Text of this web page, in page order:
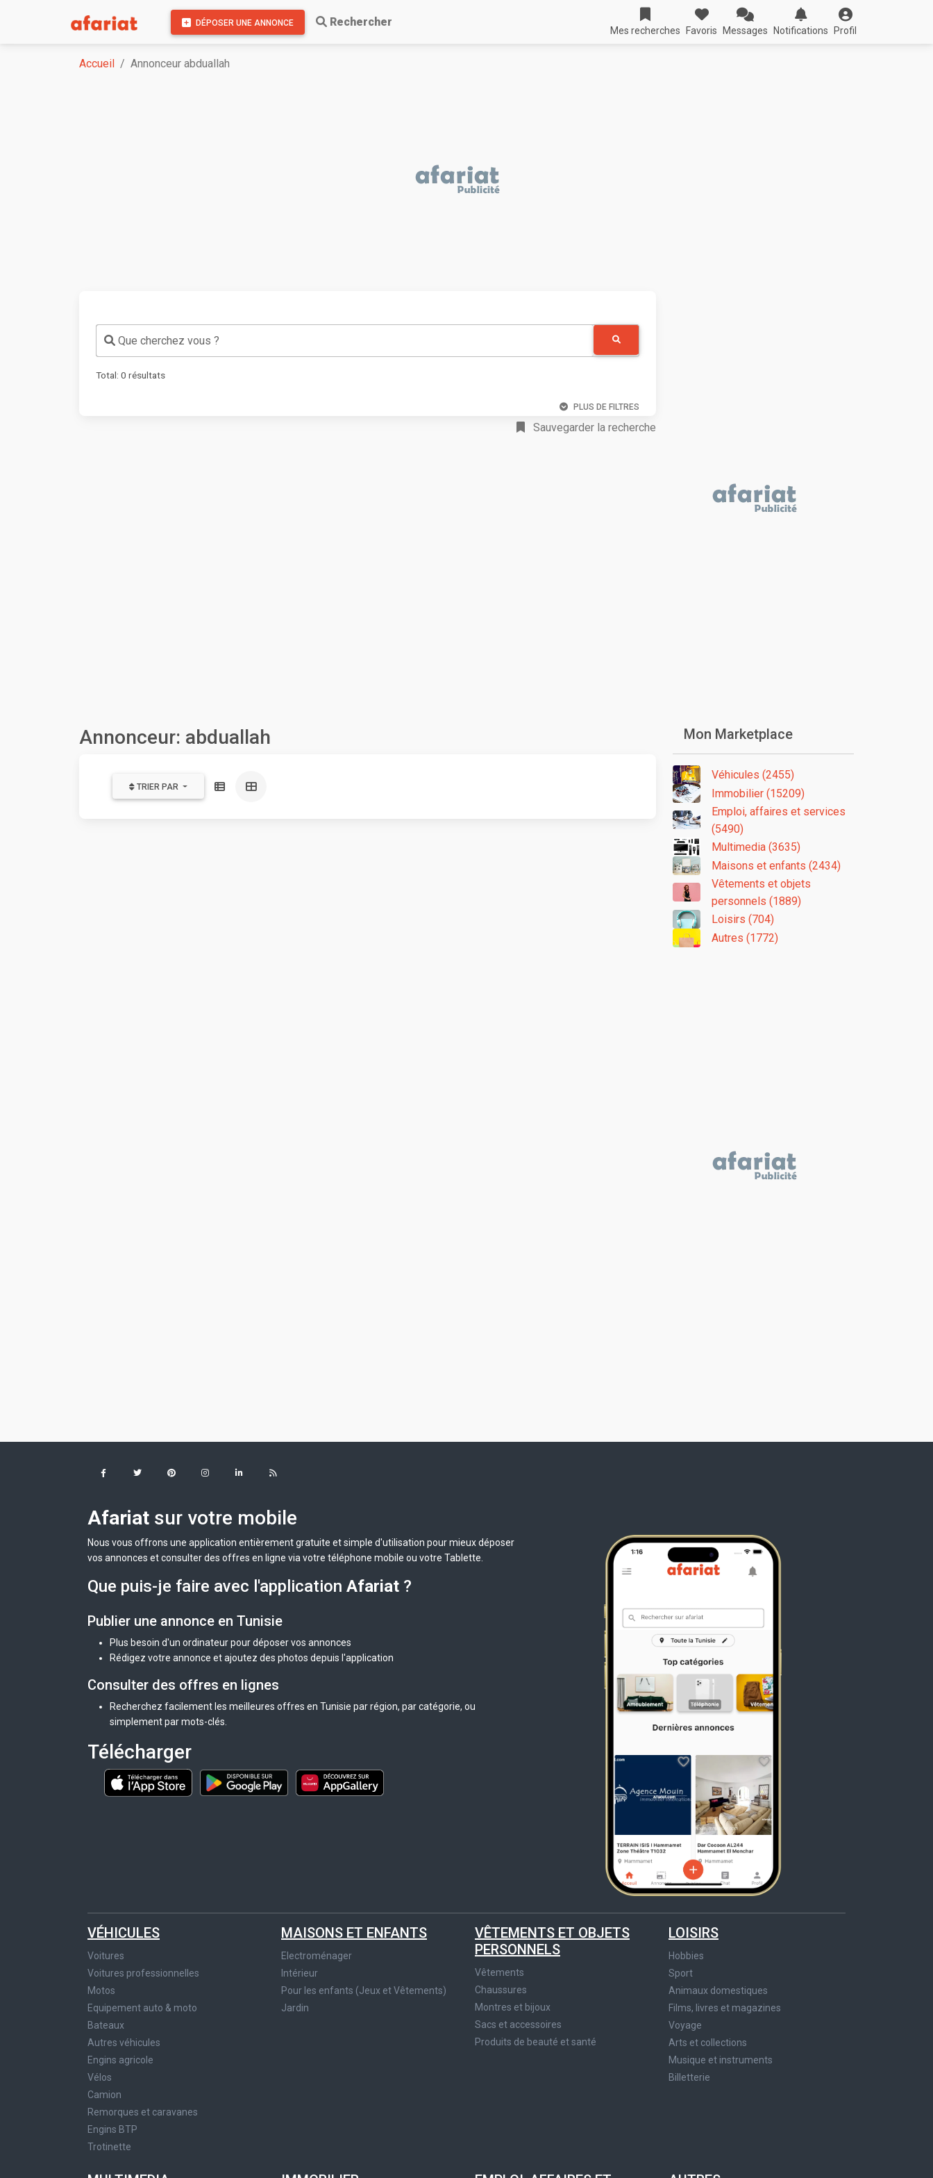
DÉPOSER UNE ANNONCE Rechercher
Mes recherches Favoris Messages Notifications Profil
Accueil Annonceur abduallah
Que cherchez vous ?
Total: 0 résultats
PLUS DE FILTRES
Sauvegarder la recherche
Annonceur: abduallah
TRIER PAR
Mon Marketplace
Véhicules (2455)
Immobilier (15209)
Emploi, affaires et services
(5490)
Multimedia (3635)
Maisons et enfants (2434)
Vêtements et objets
personnels (1889)
Loisirs (704)
Autres (1772)
Afariat sur votre mobile
Nous vous offrons une application entièrement gratuite et simple d'utilisation pour mieux déposer
vos annonces et consulter des offres en ligne via votre téléphone mobile ou votre Tablette.
Que puis-je faire avec l'application Afariat ?
Publier une annonce en Tunisie
Plus besoin d'un ordinateur pour déposer vos annonces
Rédigez votre annonce et ajoutez des photos depuis l'application
Consulter des offres en lignes
Recherchez facilement les meilleures offres en Tunisie par région, par catégorie, ou
simplement par mots-clés.
Télécharger
VÉHICULES
Voitures
Voitures professionnelles
Motos
Equipement auto & moto
Bateaux
Autres véhicules
Engins agricole
Vélos
Camion
Remorques et caravanes
Engins BTP
Trotinette
MAISONS ET ENFANTS
Electroménager
Intérieur
Pour les enfants (Jeux et Vêtements)
Jardin
VÊTEMENTS ET OBJETS
PERSONNELS
Vêtements
Chaussures
Montres et bijoux
Sacs et accessoires
Produits de beauté et santé
LOISIRS
Hobbies
Sport
Animaux domestiques
Films, livres et magazines
Voyage
Arts et collections
Musique et instruments
Billetterie